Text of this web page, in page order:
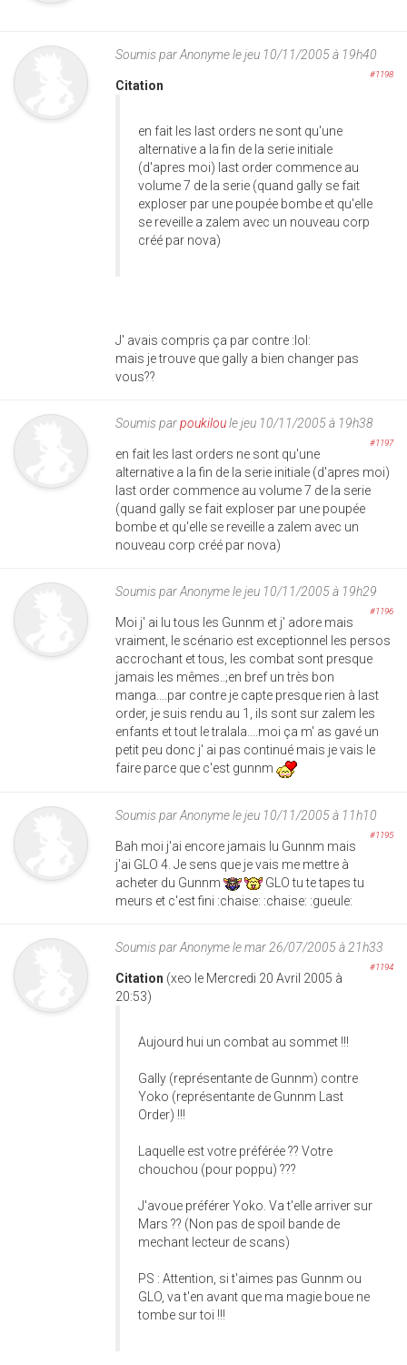
Soumis parAnonymele jeu 10/11/2005 à 19h40
#1198
Citation
en fait les last orders ne sont qu'une
alternative a la fin de la serie initiale
(d'apres moi) last order commence au
volume 7 de la serie (quand gally se fait
exploser par une poupée bombe et qu'elle
se reveille a zalem avec un nouveau corp
créé par nova)
J' avais compris ça par contre :lol:
mais je trouve que gally a bien changer pas
vous??
Soumis parpoukiloule jeu 10/11/2005 à 19h38
#1197
en fait les last orders ne sont qu'une
alternative a la fin de la serie initiale (d'apres moi)
last order commence au volume 7 de la serie
(quand gally se fait exploser par une poupée
bombe et qu'elle se reveille a zalem avec un
nouveau corp créé par nova)
Soumis parAnonymele jeu 10/11/2005 à 19h29
#1196
Moi j' ai lu tous les Gunnm et j' adore mais
vraiment, le scénario est exceptionnel les persos
accrochant et tous, les combat sont presque
jamais les mêmes..;en bref un très bon
manga....par contre je capte presque rien à last
order, je suis rendu au 1, ils sont sur zalem les
enfants et tout le tralala....moi ça m' as gavé un
petit peu donc j' ai pas continué mais je vais le
faire parce que c'est gunnm
Soumis parAnonymele jeu 10/11/2005 à 11h10
#1195
Bah moi j'ai encore jamais lu Gunnm mais
j'ai GLO 4. Je sens que je vais me mettre à
acheter du Gunnm
GLO tu te tapes tu
meurs et c'est fini :chaise: :chaise: :gueule:
Soumis parAnonymele mar 26/07/2005 à 21h33
#1194
Citation (xeo le Mercredi 20 Avril 2005 à
20:53)
Aujourd hui un combat au sommet !!!
Gally (représentante de Gunnm) contre
Yoko (représentante de Gunnm Last
Order) !!!
Laquelle est votre préférée ?? Votre
chouchou (pour poppu) ???
J'avoue préférer Yoko. Va t'elle arriver sur
Mars ?? (Non pas de spoil bande de
mechant lecteur de scans)
PS : Attention, si t'aimes pas Gunnm ou
GLO, va t'en avant que ma magie boue ne
tombe sur toi !!!